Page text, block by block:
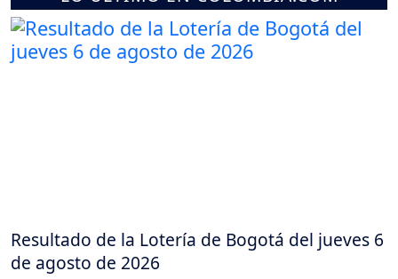
Resultado de la Lotería de Bogotá del jueves 6
de agosto de 2026